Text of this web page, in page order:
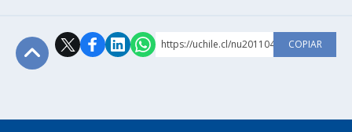
https://uchile.cl/nu201104 COPIAR